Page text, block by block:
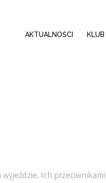
AKTUALNOŚCI KLUB
Ich przeciwnikami